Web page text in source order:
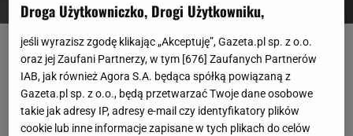
Fot. euro.com.pl
OTWÓRZ GALERIĘ
Lekki, stylowy, a przy tym - przede wszystkim -
Droga Użytkowniczko, Drogi Użytkowniku,
jeśli wyrazisz zgodę klikając „Akceptuję”, Gazeta.pl sp. z o.o.
oraz jej Zaufani Partnerzy, w tym [ 676 ] Zaufanych Partnerów
IAB, jak również Agora S.A. będąca spółką powiązaną z
Gazeta.pl sp. z o.o., będą przetwarzać Twoje dane osobowe
takie jak adresy IP, adresy e-mail czy identyfikatory plików
cookie lub inne informacje zapisane w tych plikach do celów